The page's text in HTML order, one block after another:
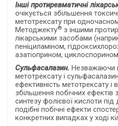
Інші протиревматичні
очікується збільшення
метотрексату при
Методжекту® з іншими
лікарськими засобами
пеніциламіном,
азатіоприном,
Сульфасалазин. Незважаючи
метотрексату і
ефективність метотрексату і
збільшення побічних ефектів
синтезу фолієвої кислоти
подібні побічні ефекти
конкретних випадках у ході